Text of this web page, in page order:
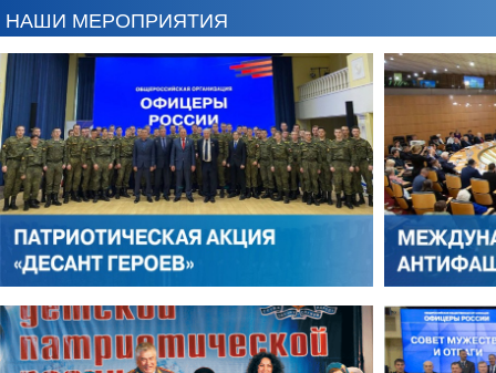
НАШИ МЕРОПРИЯТИЯ
АНТОН ЦВЕТКОВ ВИКТОР ЛИТОВКИН